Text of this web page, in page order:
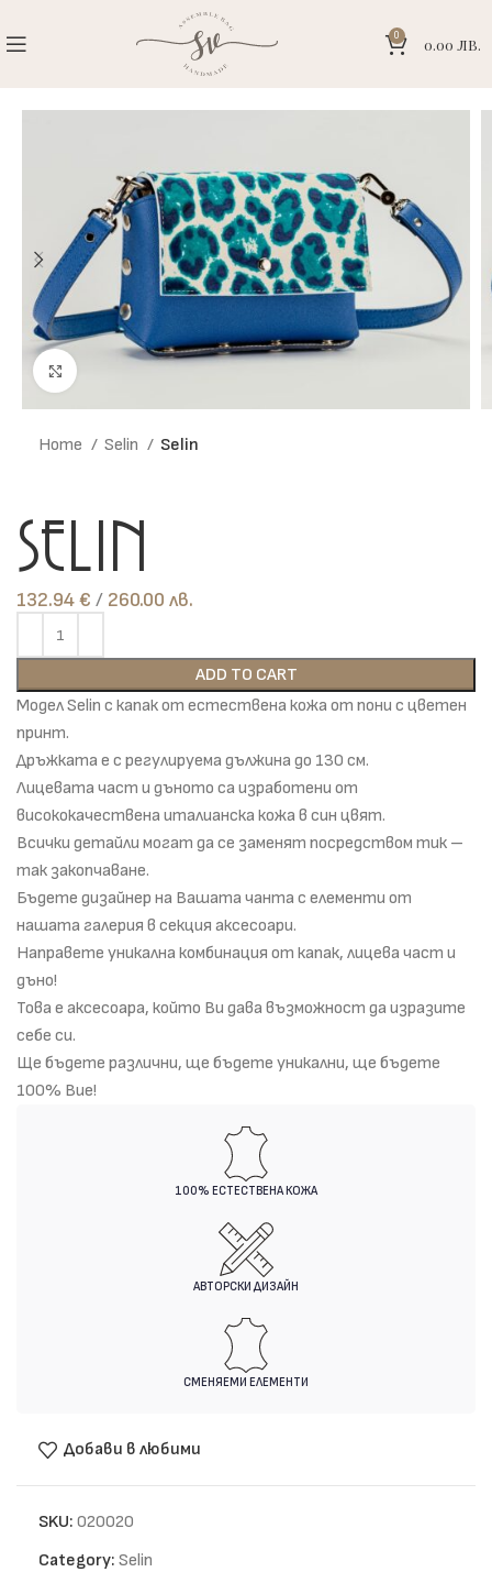
0 0.00 ЛВ.
Home Selin Selin
Selin
132.94€ лв.
ADD TO CART
Модел Selin с капак от естествена кожа от пони с цветен
принт.
Дръжката е с регулируема дължина до 130 см.
Лицевата част и дъното са изработени от
висококачествена италианска кожа в син цвят.
Всички детайли могат да се заменят посредством тик –
так закопчаване.
Бъдете дизайнер на Вашата чанта с елементи от
нашата галерия в секция аксесоари.
Направете уникална комбинация от капак, лицева част и
дъно!
Това е аксесоара, който Ви дава възможност да изразите
себе си.
Ще бъдете различни, ще бъдете уникални, ще бъдете
100% Вие!
100% ЕСТЕСТВЕНА КОЖА
АВТОРСКИ ДИЗАЙН
СМЕНЯЕМИ ЕЛЕМЕНТИ
Добави в любими
SKU: 020020
Category: Selin